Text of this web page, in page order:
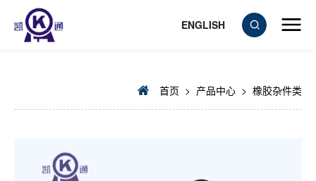
ENGLISH
首页 > 产品中心 > 橡胶杂件类